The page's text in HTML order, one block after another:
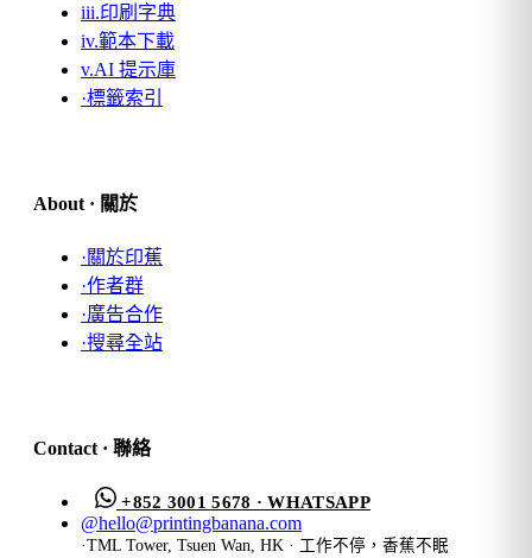
iii.印刷字典
iv.範本下載
v.AI 提示庫
·標籤索引
About · 關於
·關於印蕉
·作者群
·廣告合作
·搜尋全站
Contact · 聯絡
+852 3001 5678 · WHATSAPP
@hello@printingbanana.com
·TML Tower, Tsuen Wan, HK · 工作不停，香蕉不眠